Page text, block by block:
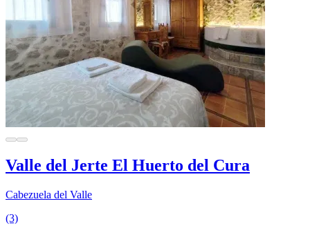
Valle del Jerte El Huerto del Cura
Cabezuela del Valle
(3)